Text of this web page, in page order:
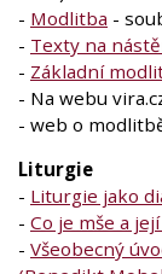
- Modlitba -
- Texty na
- Základní
- Na webu
- web o
Liturgie
- Liturgie jako
- Co je mše a
- Všeobecný